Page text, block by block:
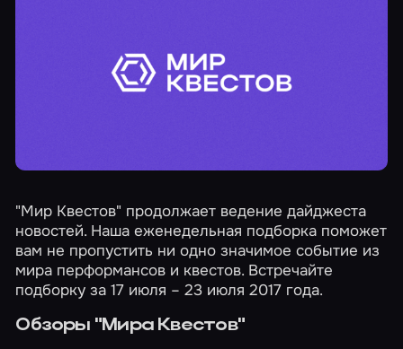
"Мир Квестов" продолжает ведение дайджеста
новостей. Наша еженедельная подборка поможет
вам не пропустить ни одно значимое событие из
мира перформансов и квестов. Встречайте
подборку за 17 июля – 23 июля 2017 года.
Обзоры "Мира Квестов"